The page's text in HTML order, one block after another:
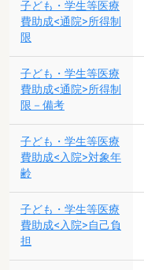
子ども・学生等医療
費助成<通院>所得制
限
子ども・学生等医療
費助成<通院>所得制
限－備考
子ども・学生等医療
費助成<入院>対象年
齢
子ども・学生等医療
費助成<入院>自己負
担